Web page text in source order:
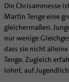
Muttersprachen
Hospiz
Internet- und
Krankenhaus
Künstler
Priester
Soziale Berufe
Ordo virginum
Bolivienreise
Bolivientag
Mobilität
Ökotheologie
Umweltbildung
Zukunftsräume
Büchereien
Medienstelle
Newsletter
Kirchlicher
Kirchliches
Schematismus
Die Chrisammesse
Martin Tenge eine
gleichermaßen.
nur wenige
dass sie nicht
Tenge. Zugleich
lohnt, auf